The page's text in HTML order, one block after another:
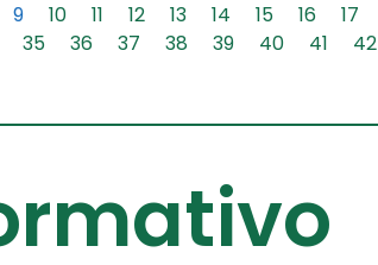
9 10 11 12 13 14 15 16 17
35 36 37 38 39 40 41 42